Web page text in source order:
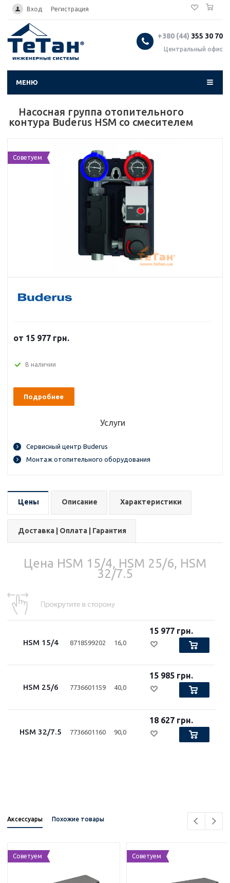
... Вход Регистрация
+380 (44) 355 30 70
Центральный офис
МЕНЮ
Насосная группа отопительного
контура Buderus HSM со смесителем
Советуем
от 15 977 грн.
В наличии
Подробнее
Услуги
Сервисный центр Buderus
Монтаж отопительного оборудования
Цены Описание Характеристики
Доставка | Оплата | Гарантия
Цена HSM 15/4, HSM 25/6, HSM
32/7.5
HSM 15/4 8718599202 16,0
15 977 грн.
HSM 25/6 7736601159 40,0
15 985 грн.
HSM 32/7.5 7736601160 90,0
18 627 грн.
Аксессуары Похожие товары
Советуем Советуем